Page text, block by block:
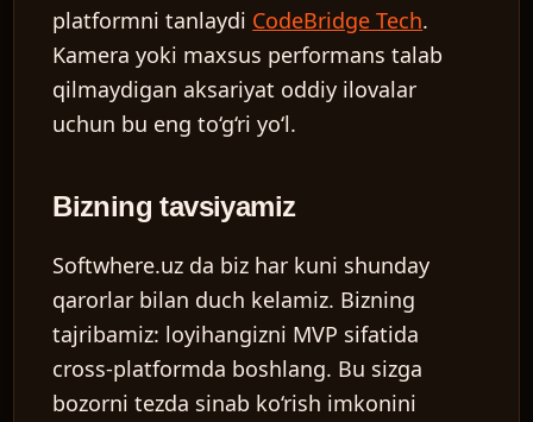
platformni tanlaydi CodeBridge Tech.
Kamera yoki maxsus performans talab
qilmaydigan aksariyat oddiy ilovalar
uchun bu eng to‘g‘ri yo‘l.
Bizning tavsiyamiz
Softwhere.uz da biz har kuni shunday
qarorlar bilan duch kelamiz. Bizning
tajribamiz: loyihangizni MVP sifatida
cross-platformda boshlang. Bu sizga
bozorni tezda sinab ko‘rish imkonini